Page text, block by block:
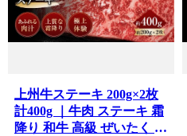
上州牛ステーキ 200g×2枚
計400g ｜牛肉 ステーキ 霜
降り 和牛 高級 ぜいたく 贅